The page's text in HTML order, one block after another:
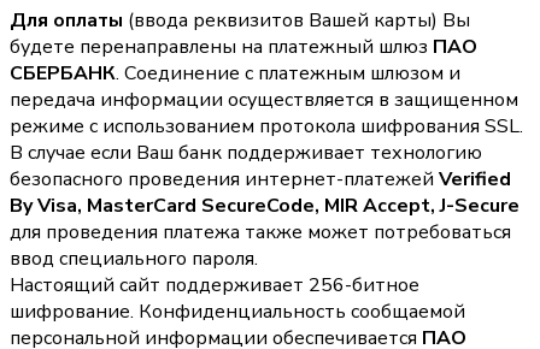
Для оплаты (ввода реквизитов Вашей карты) Вы
будете перенаправлены на платежный шлюз ПАО
СБЕРБАНК. Соединение с платежным шлюзом и
передача информации осуществляется в защищенном
режиме с использованием протокола шифрования SSL.
В случае если Ваш банк поддерживает технологию
безопасного проведения интернет-платежей Verified
By Visa, MasterCard SecureCode, MIR Accept, J-Secure
для проведения платежа также может потребоваться
ввод специального пароля.
Настоящий сайт поддерживает 256-битное
шифрование. Конфиденциальность сообщаемой
персональной информации обеспечивается ПАО